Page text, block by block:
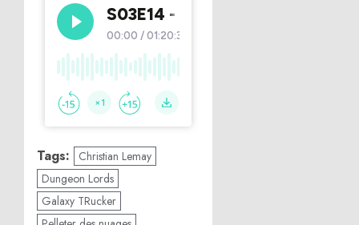
Tags:
Christian Lemay
Dungeon Lords
Galaxy TRucker